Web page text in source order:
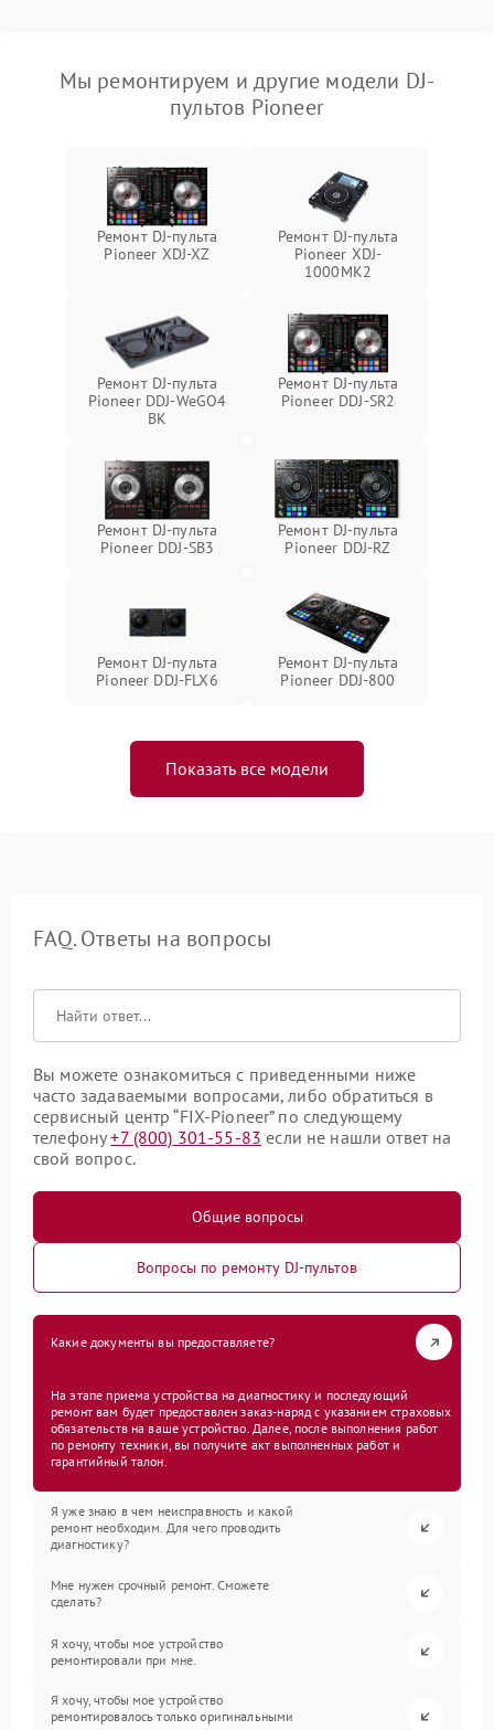
Мы ремонтируем и другие модели DJ-
пультов Pioneer
Ремонт DJ-пульта
Pioneer XDJ-XZ
Ремонт DJ-пульта
Pioneer XDJ-
1000MK2
Ремонт DJ-пульта
Pioneer DDJ-WeGO4
BK
Ремонт DJ-пульта
Pioneer DDJ-SR2
Ремонт DJ-пульта
Pioneer DDJ-SB3
Ремонт DJ-пульта
Pioneer DDJ-RZ
Ремонт DJ-пульта
Pioneer DDJ-FLX6
Ремонт DJ-пульта
Pioneer DDJ-800
Показать все модели
FAQ. Ответы на вопросы
Вы можете ознакомиться с приведенными ниже
часто задаваемыми вопросами, либо обратиться в
сервисный центр “FIX-Pioneer” по следующему
телефону+7 (800) 301-55-83 если не нашли ответ на
свой вопрос.
Общие вопросы
Вопросы по ремонту DJ-пультов
Какие документы вы предоставляете?
На этапе приема устройства на диагностику и последующий
ремонт вам будет предоставлен заказ-наряд с указанием страховых
обязательств на ваше устройство. Далее, после выполнения работ
по ремонту техники, вы получите акт выполненных работ и
гарантийный талон.
Я уже знаю в чем неисправность и какой
ремонт необходим. Для чего проводить
диагностику?
Мне нужен срочный ремонт. Сможете
сделать?
Я хочу, чтобы мое устройство
ремонтировали при мне.
Я хочу, чтобы мое устройство
ремонтировалось только оригинальными